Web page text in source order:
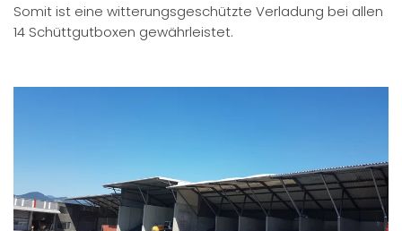
Somit ist eine witterungsgeschützte Verladung bei allen
14 Schüttgutboxen gewährleistet.